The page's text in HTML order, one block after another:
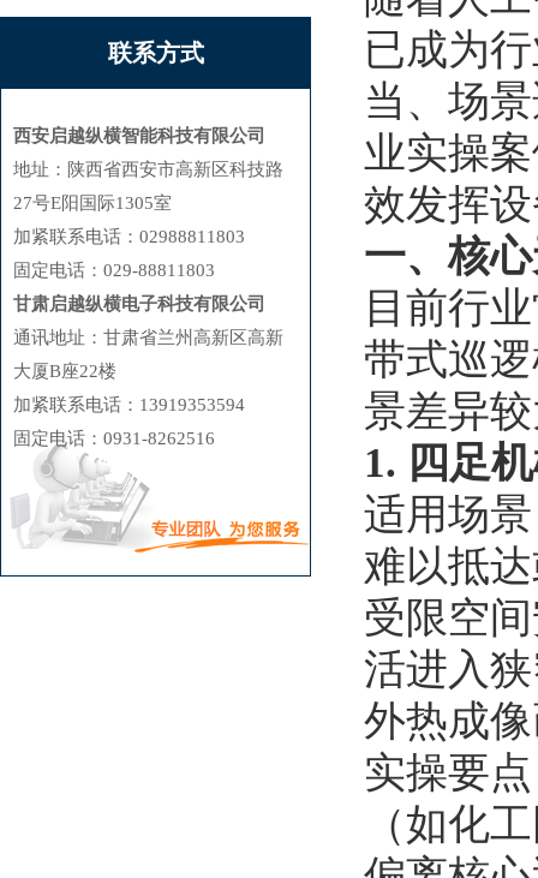
1
联系方式
西安启越纵横智能科技有限公司
地址：陕西省西安市高新区科技路
27号E阳国际1305室
加紧联系电话：02988811803
固定电话：029-88811803
甘肃启越纵横电子科技有限公司
通讯地址：甘肃省兰州高新区高新
大厦B座22楼
加紧联系电话：13919353594
固定电话：0931-8262516
已成为
当、场
业实操
效发挥
一、核
目前行
带式巡
景差异
1. 四足
适用场
难以抵
受限空
活进入
外热成
实操要
（如化